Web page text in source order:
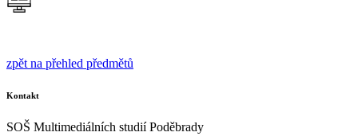
zpět na přehled předmětů
Kontakt
SOŠ Multimediálních studií Poděbrady